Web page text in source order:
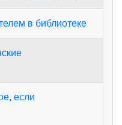
в библиотеке
если